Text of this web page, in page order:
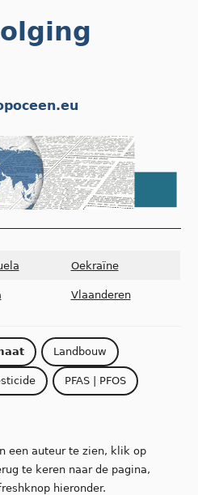
Oekraïne
Vlaanderen
Landbouw
PFAS | PFOS
een auteur te zien, klik op
te keren naar de pagina,
hieronder.